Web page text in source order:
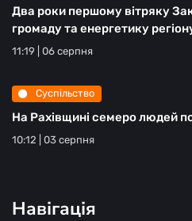
Два роки першому вітряку
громаду та енергетику
11:19 | 06 серпня
Суспільство
На Рахівщині семеро людей
10:12 | 03 серпня
Навігація